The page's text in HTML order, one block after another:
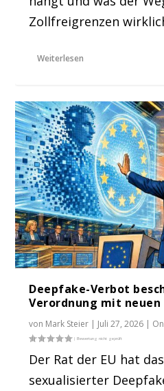
Zollfreigrenzen
Weiterlesen
Deepfake-Verbot
Verordnung mit neuen
von Mark Steier | Juli 27, 2026 |
Der Rat der EU hat
sexualisierter